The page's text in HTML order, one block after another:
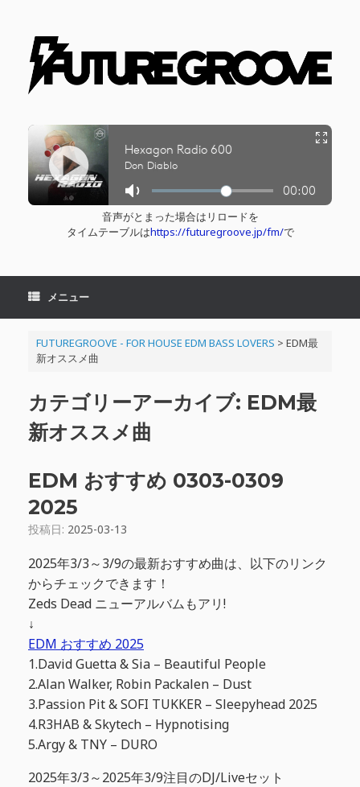
音声がとまった場合はリロードを
タイムテーブルはhttps://futuregroove.jp/fm/で
メニュー
FUTUREGROOVE - FOR HOUSE EDM BASS LOVERS > EDM最
新オススメ曲
カテゴリーアーカイブ: EDM最
新オススメ曲
EDM おすすめ 0303-0309
2025
投稿日: 2025-03-13
2025年3/3～3/9の最新おすすめ曲は、以下のリンク
からチェックできます！
Zeds Dead ニューアルバムもアリ!
↓
EDM おすすめ 2025
1.David Guetta & Sia – Beautiful People
2.Alan Walker, Robin Packalen – Dust
3.Passion Pit & SOFI TUKKER – Sleepyhead 2025
4.R3HAB & Skytech – Hypnotising
5.Argy & TNY – DURO
2025年3/3～2025年3/9注目のDJ/Liveセット